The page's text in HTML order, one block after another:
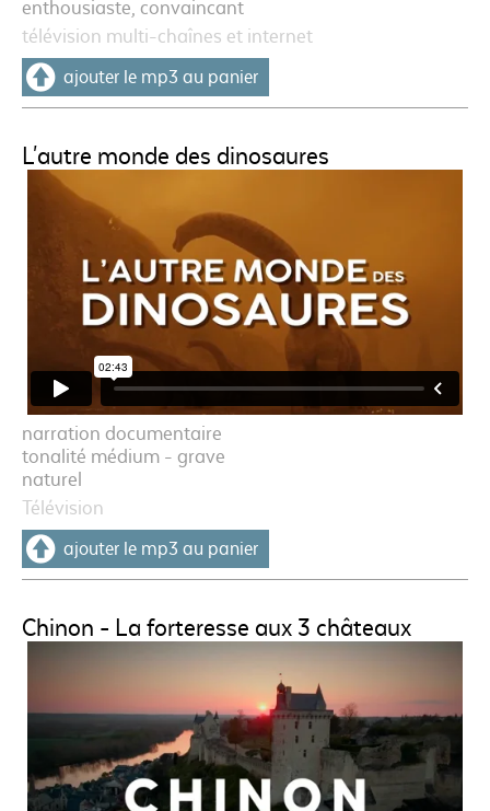
enthousiaste, convaincant
télévision multi-chaînes et internet
ajouter le mp3 au panier
L'autre monde des dinosaures
narration documentaire
tonalité médium - grave
naturel
Télévision
ajouter le mp3 au panier
Chinon - La forteresse aux 3 châteaux